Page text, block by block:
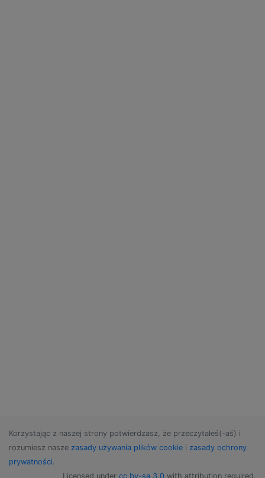
Korzystając z naszej strony potwierdzasz, że przeczytałeś(-aś) i
rozumiesz nasze zasady używania plików cookie i zasady ochrony
prywatności.
Licensed under cc by-sa 3.0 with attribution required.